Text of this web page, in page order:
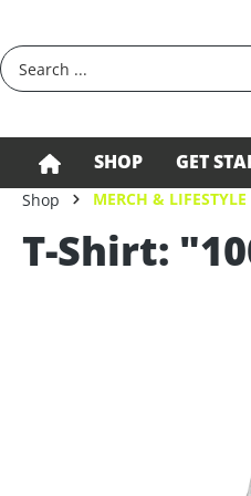
SHOP GET
Shop MERCH & LIFESTYLE
T-Shirt: